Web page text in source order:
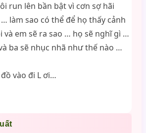
run lên bần bật vì cơn sợ hãi
làm sao có thể để họ thấy cảnh
và em sẽ ra sao … họ sẽ nghĩ gì …
ba sẽ nhục nhã như thế nào …
vào đi L ơi…